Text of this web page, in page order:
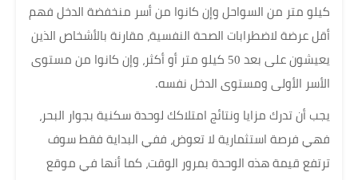
كيلو متر من السواحل وإن كانوا من أسر منخفضة الدخل فهم
أقل عرضة لاضطرابات الصحة النفسية، مقارنة بالأشخاص الذين
يعيشون على بعد 50 كيلو متر أو أكثر، وإن كانوا من مستوى
الأسر الأولى ومستوى الدخل نفسه.
يجب أن تدرك مزايا ونتائج امتلاكك لوحدة سكنية بجوار البحر،
فهي فرصة استثمارية لا تعوض، ففي البداية فقط سوف
ترتفع قيمة هذه الوحدة بمرور الوقت، كما أنها في موقع